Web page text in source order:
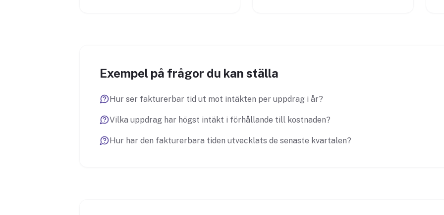
Exempel på frågor du kan ställa
Hur ser fakturerbar tid ut mot intäkten per uppdrag i år?
Vilka uppdrag har högst intäkt i förhållande till kostnaden?
Hur har den fakturerbara tiden utvecklats de senaste kvartalen?